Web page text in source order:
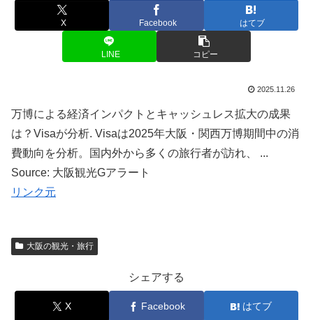
X Facebook はてブ
LINE コピー
2025.11.26
万博による経済インパクトとキャッシュレス拡大の成果
は？Visaが分析. Visaは2025年大阪・関西万博期間中の消
費動向を分析。国内外から多くの旅行者が訪れ、 ...
Source: 大阪観光Gアラート
リンク元
大阪の観光・旅行
シェアする
X Facebook はてブ